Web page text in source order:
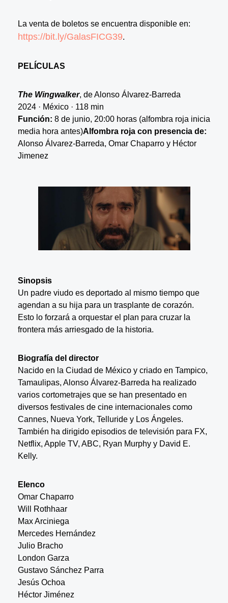
La venta de boletos se encuentra disponible en:
https://bit.ly/GalasFICG39.
PELÍCULAS
The Wingwalker, de Alonso Álvarez-Barreda
2024 · México · 118 min
Función: 8 de junio, 20:00 horas (alfombra roja inicia
media hora antes)Alfombra roja con presencia de:
Alonso Álvarez-Barreda, Omar Chaparro y Héctor
Jimenez
Sinopsis
Un padre viudo es deportado al mismo tiempo que
agendan a su hija para un trasplante de corazón.
Esto lo forzará a orquestar el plan para cruzar la
frontera más arriesgado de la historia.
Biografía del director
Nacido en la Ciudad de México y criado en Tampico,
Tamaulipas, Alonso Álvarez-Barreda ha realizado
varios cortometrajes que se han presentado en
diversos festivales de cine internacionales como
Cannes, Nueva York, Telluride y Los Ángeles.
También ha dirigido episodios de televisión para FX,
Netflix, Apple TV, ABC, Ryan Murphy y David E.
Kelly.
Elenco
Omar Chaparro
Will Rothhaar
Max Arciniega
Mercedes Hernández
Julio Bracho
London Garza
Gustavo Sánchez Parra
Jesús Ochoa
Héctor Jiménez